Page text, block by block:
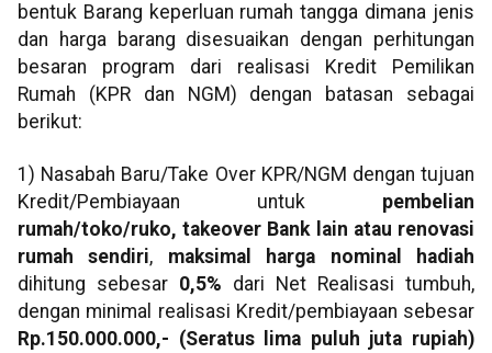
bentuk Barang keperluan rumah tangga dimana jenis
dan harga barang disesuaikan dengan perhitungan
besaran program dari realisasi Kredit Pemilikan
Rumah (KPR dan NGM) dengan batasan sebagai
berikut:
1) Nasabah Baru/Take Over KPR/NGM dengan tujuan
Kredit/Pembiayaan untuk pembelian
rumah/toko/ruko, takeover Bank lain atau renovasi
rumah sendiri, maksimal harga nominal hadiah
dihitung sebesar 0,5% dari Net Realisasi tumbuh,
dengan minimal realisasi Kredit/pembiayaan sebesar
Rp.1 50.000.000,- (Seratus lima puluh juta rupiah)